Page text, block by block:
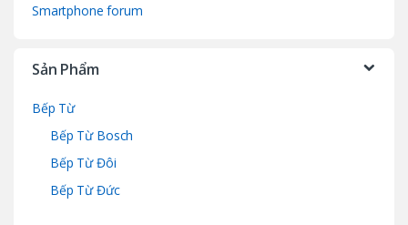
Smartphone forum
Sản Phẩm
Bếp Từ
Bếp Từ Bosch
Bếp Từ Đôi
Bếp Từ Đức